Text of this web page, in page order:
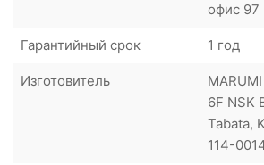
офис 97
Гарантийный срок 1 год
Изготовитель
6F NSK
Tabata,
114-